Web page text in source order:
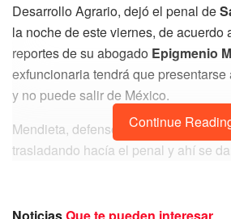
Desarrollo Agrario, dejó el penal de
la noche de este viernes, de acuerdo
reportes de su abogado Epigmenio
exfuncionaria tendrá que
y no puede salir de México.
Mendieta, defensor de Robles en
trasladando hacía el penal y ahí se
Continue
NoticiasQue te pueden interesar